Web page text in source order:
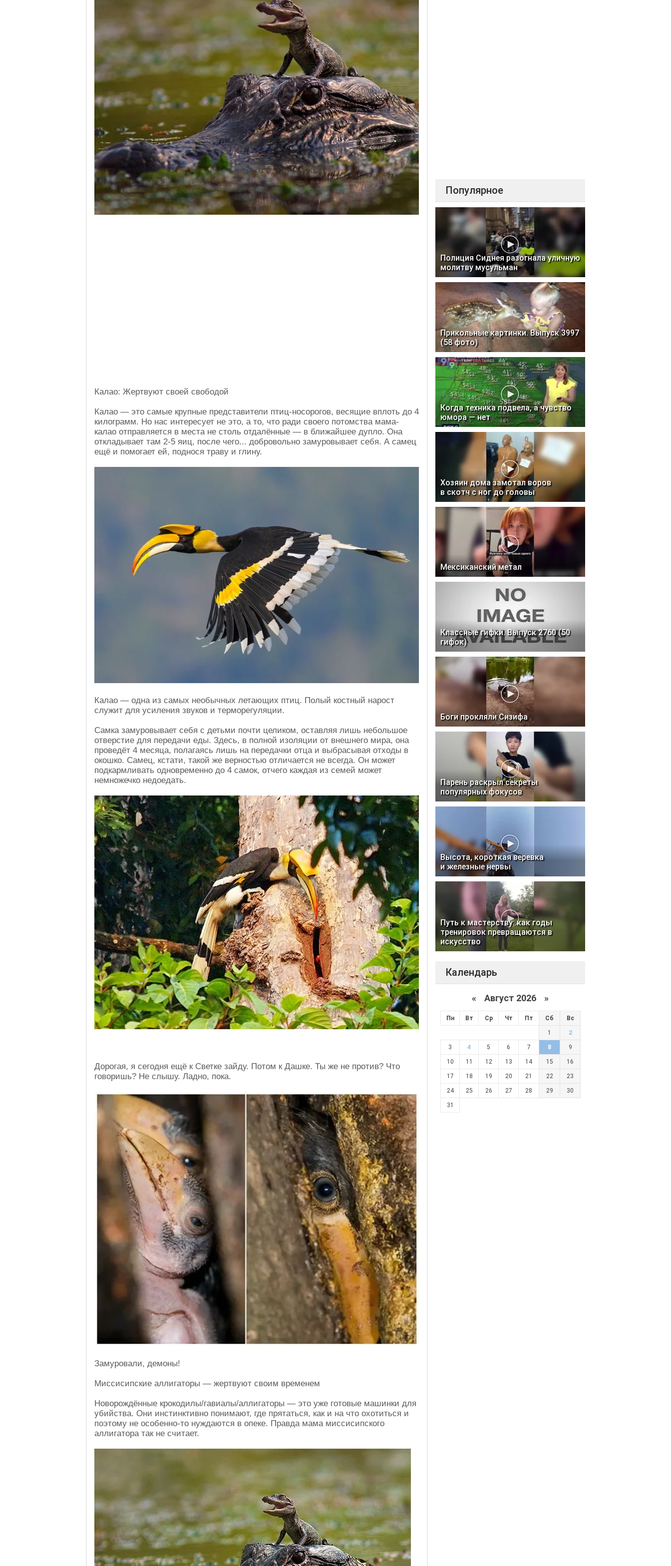
Калао: Жертвуют своей свободой
Калао — это самые крупные представители птиц-носорогов, весящие вплоть до 4
килограмм. Но нас интересует не это, а то, что ради своего потомства мама-
калао отправляется в места не столь отдалённые — в ближайшее дупло. Она
откладывает там 2-5 яиц, после чего... добровольно замуровывает себя. А самец
ещё и помогает ей, поднося траву и глину.
Калао — одна из самых необычных летающих птиц. Полый костный нарост
служит для усиления звуков и терморегуляции.
Самка замуровывает себя с детьми почти целиком, оставляя лишь небольшое
отверстие для передачи еды. Здесь, в полной изоляции от внешнего мира, она
проведёт 4 месяца, полагаясь лишь на передачки отца и выбрасывая отходы в
окошко. Самец, кстати, такой же верностью отличается не всегда. Он может
подкармливать одновременно до 4 самок, отчего каждая из семей может
немножечко недоедать.
Дорогая, я сегодня ещё к Светке зайду. Потом к Дашке. Ты же не против? Что
говоришь? Не слышу. Ладно, пока.
Замуровали, демоны!
Миссисипские аллигаторы — жертвуют своим временем
Новорождённые крокодилы/гавиалы/аллигаторы — это уже готовые машинки для
убийства. Они инстинктивно понимают, где прятаться, как и на что охотиться и
поэтому не особенно-то нуждаются в опеке. Правда мама миссисипского
аллигатора так не считает.
Популярное
Полиция Сиднея разогнала уличную
молитву мусульман
Прикольные картинки. Выпуск 3997
(58 фото)
Когда техника подвела, а чувство
юмора — нет
Хозяин дома замотал воров
в скотч с ног до головы
Мексиканский метал
Классные гифки. Выпуск 2760 (50
гифок)
Боги прокляли Сизифа
Парень раскрыл секреты
популярных фокусов
Высота, короткая веревка
и железные нервы
Путь к мастерству: как годы
тренировок превращаются в
искусство
Календарь
« Август 2026 »
Пн Вт Ср Чт Пт Сб Вс
1 2
3 4 5 6 7 8 9
10 11 12 13 14 15 16
17 18 19 20 21 22 23
24 25 26 27 28 29 30
31